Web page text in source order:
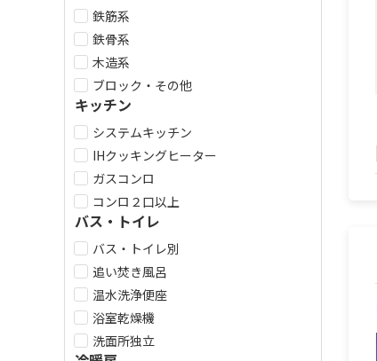
鉄筋系
鉄骨系
木造系
ブロック・その他
キッチン
システムキッチン
IHクッキングヒーター
ガスコンロ
コンロ２口以上
バス・トイレ
バス・トイレ別
追い焚き風呂
温水洗浄便座
浴室乾燥機
洗面所独立